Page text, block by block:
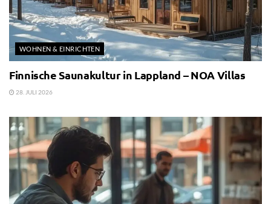
WOHNEN & EINRICHTEN
Finnische Saunakultur in Lappland – NOA Villas
28. JULI 2026